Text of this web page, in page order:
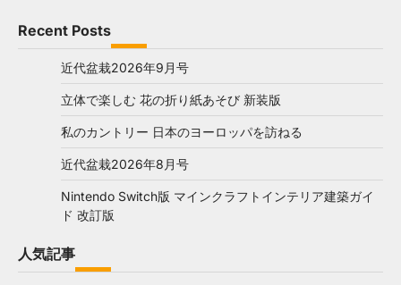
Recent Posts
近代盆栽2026年9月号
立体で楽しむ 花の折り紙あそび 新装版
私のカントリー 日本のヨーロッパを訪ねる
近代盆栽2026年8月号
Nintendo Switch版 マインクラフトインテリア建築ガイ
ド 改訂版
人気記事